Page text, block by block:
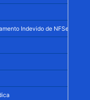
Indevido de NFSe